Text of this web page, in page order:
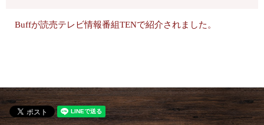
Buffが読売テレビ情報番組TENで紹介されました。